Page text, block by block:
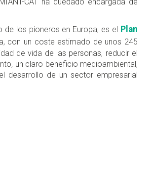
de los pioneros en Europa, es el Plan
con un coste estimado de unos 245
de vida de las personas, reducir el
un claro beneficio medioambiental,
desarrollo de un sector empresarial